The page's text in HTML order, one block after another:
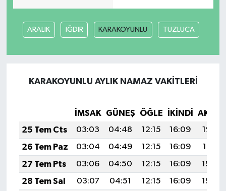
ARALIK IĞDIR KARAKOYUNLU TUZLUCA
KARAKOYUNLU AYLIK NAMAZ VAKITLERI
İMSAK GÜNEŞ ÖĞLE İKINDI
25 Tem Cts
03:03 04:48 12:15 16:09
19:32
26 Tem Paz
03:04 04:49 12:15 16:09
19:31
27 Tem Pts
03:06 04:50 12:15 16:09
19:30
28 Tem Sal
03:07 04:51 12:15 16:09
19:29